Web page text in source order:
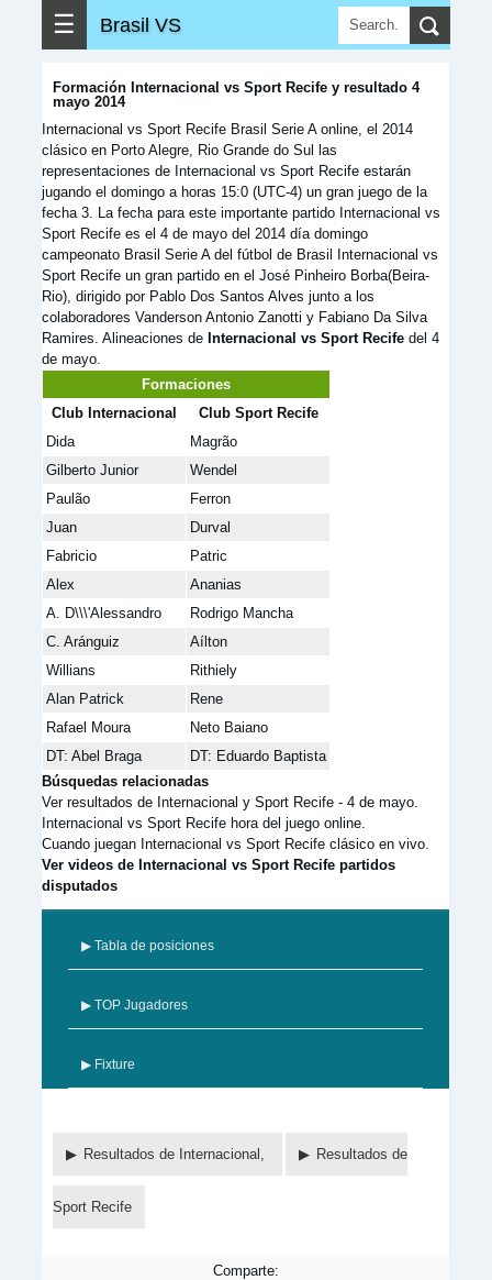
☰ Brasil VS
Formación Internacional vs Sport Recife y resultado 4
mayo 2014
Internacional vs Sport Recife Brasil Serie A online, el 2014
clásico en Porto Alegre, Rio Grande do Sul las
representaciones de Internacional vs Sport Recife estarán
jugando el domingo a horas 15:0 (UTC-4) un gran juego de la
fecha 3. La fecha para este importante partido Internacional vs
Sport Recife es el 4 de mayo del 2014 día domingo
campeonato Brasil Serie A del fútbol de Brasil Internacional vs
Sport Recife un gran partido en el José Pinheiro Borba(Beira-
Rio), dirigido por Pablo Dos Santos Alves junto a los
colaboradores Vanderson Antonio Zanotti y Fabiano Da Silva
Ramires. Alineaciones de Internacional vs Sport Recife del 4
de mayo.
Formaciones
Club Internacional
Club Sport Recife
Dida
Magrão
Gilberto Junior
Wendel
Paulão
Ferron
Juan
Durval
Fabricio
Patric
Alex
Ananias
A. D\\\'Alessandro
Rodrigo Mancha
C. Aránguiz
Aílton
Willians
Rithiely
Alan Patrick
Rene
Rafael Moura
Neto Baiano
DT: Abel Braga
DT: Eduardo Baptista
Búsquedas relacionadas
Ver resultados de Internacional y Sport Recife - 4 de mayo.
Internacional vs Sport Recife hora del juego online.
Cuando juegan Internacional vs Sport Recife clásico en vivo.
Ver videos de Internacional vs Sport Recife partidos
disputados
▶ Tabla de posiciones
▶ TOP Jugadores
▶ Fixture
Resultados de Internacional, Resultados de
Sport Recife
Comparte: